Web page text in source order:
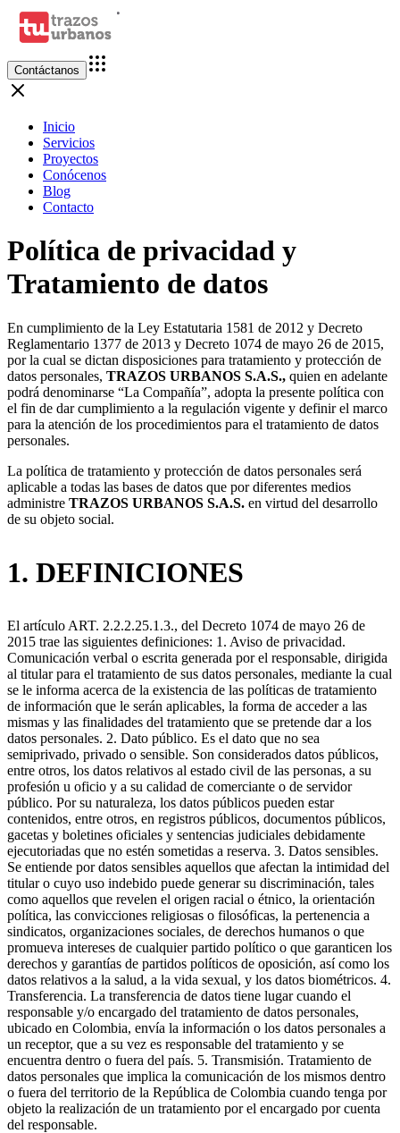
Contáctanos
Inicio
Servicios
Proyectos
Conócenos
Blog
Contacto
Política de privacidad y
Tratamiento de datos
En cumplimiento de la Ley Estatutaria 1581 de 2012 y Decreto
Reglamentario 1377 de 2013 y Decreto 1074 de mayo 26 de 2015,
por la cual se dictan disposiciones para tratamiento y protección de
datos personales, TRAZOS URBANOS S.A.S., quien en adelante
podrá denominarse “La Compañía”, adopta la presente política con
el fin de dar cumplimiento a la regulación vigente y definir el marco
para la atención de los procedimientos para el tratamiento de datos
personales.
La política de tratamiento y protección de datos personales será
aplicable a todas las bases de datos que por diferentes medios
administre TRAZOS URBANOS S.A.S. en virtud del desarrollo
de su objeto social.
1. DEFINICIONES
El artículo ART. 2.2.2.25.1.3., del Decreto 1074 de mayo 26 de
2015 trae las siguientes definiciones: 1. Aviso de privacidad.
Comunicación verbal o escrita generada por el responsable, dirigida
al titular para el tratamiento de sus datos personales, mediante la cual
se le informa acerca de la existencia de las políticas de tratamiento
de información que le serán aplicables, la forma de acceder a las
mismas y las finalidades del tratamiento que se pretende dar a los
datos personales. 2. Dato público. Es el dato que no sea
semiprivado, privado o sensible. Son considerados datos públicos,
entre otros, los datos relativos al estado civil de las personas, a su
profesión u oficio y a su calidad de comerciante o de servidor
público. Por su naturaleza, los datos públicos pueden estar
contenidos, entre otros, en registros públicos, documentos públicos,
gacetas y boletines oficiales y sentencias judiciales debidamente
ejecutoriadas que no estén sometidas a reserva. 3. Datos sensibles.
Se entiende por datos sensibles aquellos que afectan la intimidad del
titular o cuyo uso indebido puede generar su discriminación, tales
como aquellos que revelen el origen racial o étnico, la orientación
política, las convicciones religiosas o filosóficas, la pertenencia a
sindicatos, organizaciones sociales, de derechos humanos o que
promueva intereses de cualquier partido político o que garanticen los
derechos y garantías de partidos políticos de oposición, así como los
datos relativos a la salud, a la vida sexual, y los datos biométricos. 4.
Transferencia. La transferencia de datos tiene lugar cuando el
responsable y/o encargado del tratamiento de datos personales,
ubicado en Colombia, envía la información o los datos personales a
un receptor, que a su vez es responsable del tratamiento y se
encuentra dentro o fuera del país. 5. Transmisión. Tratamiento de
datos personales que implica la comunicación de los mismos dentro
o fuera del territorio de la República de Colombia cuando tenga por
objeto la realización de un tratamiento por el encargado por cuenta
del responsable.